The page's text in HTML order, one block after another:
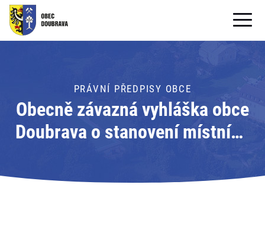
OBECNÍ ÚŘAD
PRO OBČANY
Formuláře ke stažení
PRO TURISTY
PRÁVNÍ PŘEDPISY OBCE
Obecně závazná vyhláška obce
Doubrava o stanovení místního